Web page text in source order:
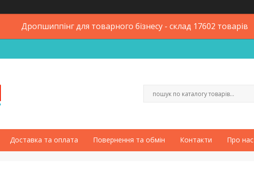
Дропшиппінг для товарного бізнесу - склад 17602 товарів
Доставка та оплата Повернення та обмін Контакти Про нас